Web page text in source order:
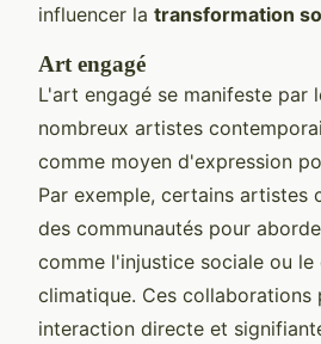
influencer la transformation
Art engagé
L'art engagé se manifeste par
nombreux artistes
comme moyen d'expression
Par exemple, certains artistes
des communautés pour
comme l'injustice sociale ou le
climatique. Ces collaborations
interaction directe et